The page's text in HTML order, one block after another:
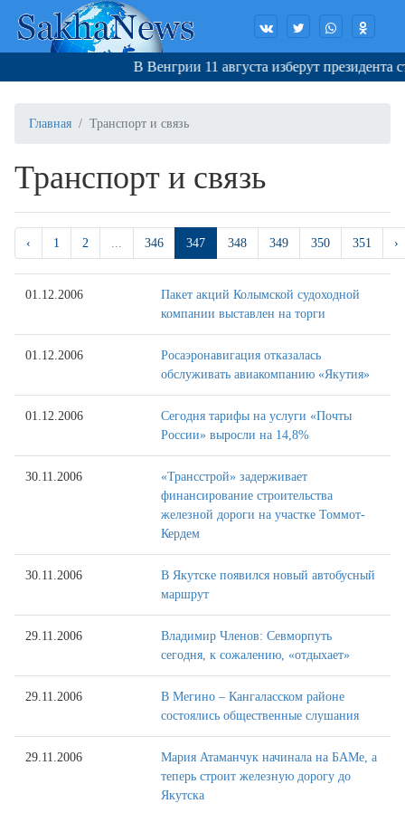
В Венгрии 11 августа изберут президента
Главная Транспорт и связь
Транспорт и связь
‹ 1 2 ... 346 347 348 349 350 351 ›
01.12.2006
Пакет акций Колымской судоходной
компании выставлен на торги
01.12.2006
Росаэронавигация отказалась
обслуживать авиакомпанию «Якутия»
01.12.2006
Сегодня тарифы на услуги «Почты
России» выросли на 14,8%
30.11.2006
«Трансстрой» задерживает
финансирование строительства
железной дороги на участке Томмот-
Кердем
30.11.2006
В Якутске появился новый автобусный
маршрут
29.11.2006
Владимир Членов: Севморпуть
сегодня, к сожалению, «отдыхает»
29.11.2006
В Мегино – Кангаласском районе
состоялись общественные слушания
29.11.2006
Мария Атаманчук начинала на БАМе, а
теперь строит железную дорогу до
Якутска